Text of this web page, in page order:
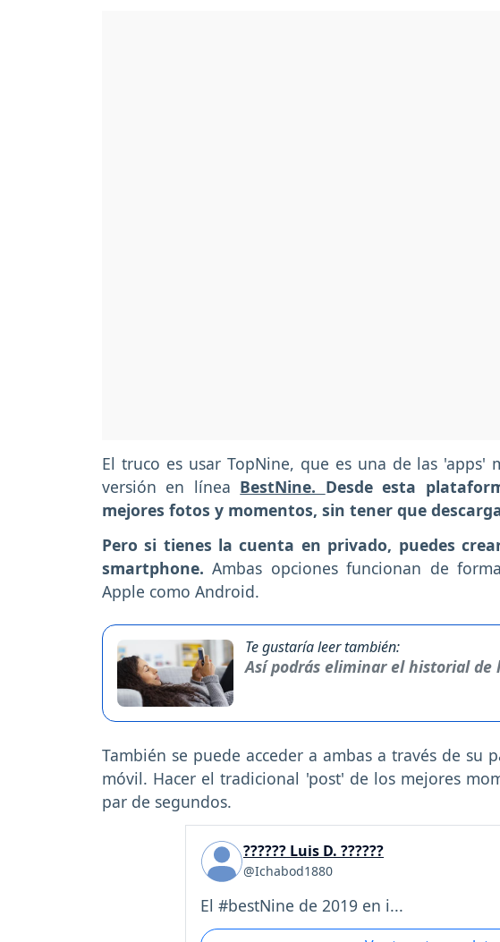
El truco es usar TopNine, que es una de las 'apps'
versión en línea BestNine. Desde esta
mejores fotos y momentos, sin tener que
Pero si tienes la cuenta en privado, puedes
smartphone.Ambas opciones funcionan de
Apple como Android.
Te gustaría leer también:
Así podrás eliminar el historial de
También se puede acceder a ambas a través de su
móvil. Hacer el tradicional 'post' de los mejores
par de segundos.
?????? Luis D. ??????
@Ichabod1880
El #bestNine de 2019 en i...